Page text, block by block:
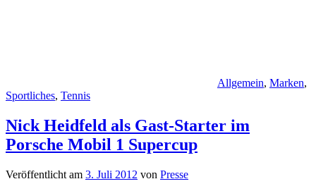
Allgemein, Marken,
Sportliches, Tennis
Nick Heidfeld als Gast-Starter im
Porsche Mobil 1 Supercup
Veröffentlicht am 3. Juli 2012 von Presse